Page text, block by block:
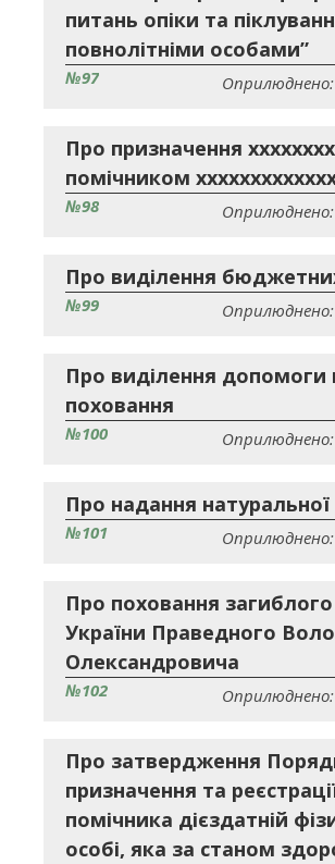
питань опіки та
повнолітніми особами”
№97 Оприлюднено:
Про призначення
помічником
№98 Оприлюднено:
Про виділення
№99 Оприлюднено:
Про виділення допомоги
поховання
№100 Оприлюднено:
Про надання
№101 Оприлюднено:
Про поховання
України Праведного
Олександровича
№102 Оприлюднено:
Про затвердження
призначення та
помічника дієздатній
особі, яка за станом